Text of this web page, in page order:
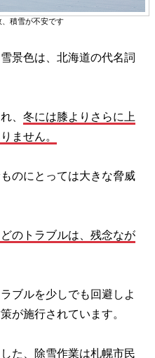
積雪が不安です
景色は、北海道の代名詞
、 冬には膝よりさらに上
ません。
のにとっては大きな脅威
のトラブルは、残念なが
ブルを少しでも回避しよ
が施行されています。
た、
除雪作業は札幌市民